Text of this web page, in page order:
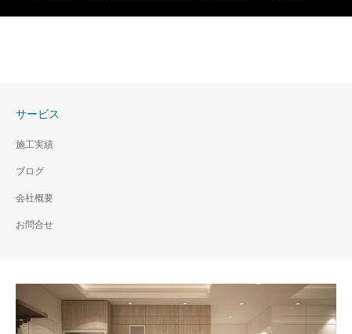
サービス
施工実績
ブログ
会社概要
お問合せ